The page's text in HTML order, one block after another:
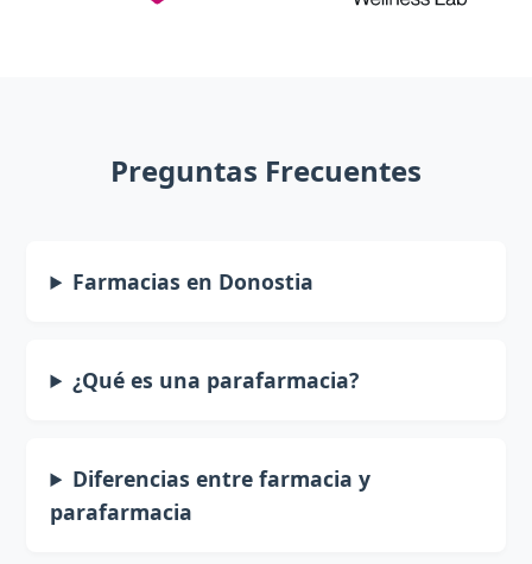
Preguntas Frecuentes
Farmacias en Donostia
¿Qué es una parafarmacia?
Diferencias entre farmacia y
parafarmacia